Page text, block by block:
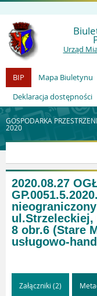
Urząd
BIP Mapa Biuletynu
Deklaracja dostępności
GOSPODARKA
2020
2020.08.27
ul.Strzeleckiej,
8 obr.6 (Stare
usługowo-
Załączniki (2)